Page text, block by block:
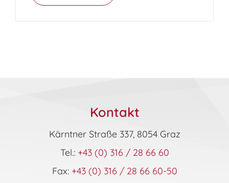
Kontakt
Kärntner Straße 337, 8054 Graz
Tel.: +43 (0) 316 / 28 66 60
Fax: +43 (0) 316 / 28 66 60-50